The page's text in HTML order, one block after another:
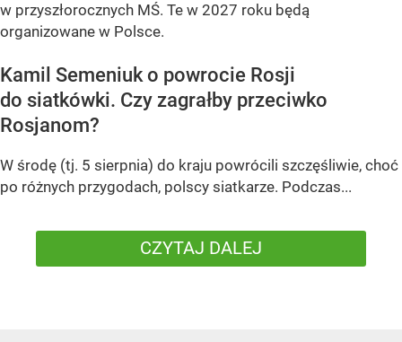
w przyszłorocznych MŚ. Te w 2027 roku będą
organizowane w Polsce.
Kamil Semeniuk o powrocie Rosji
do siatkówki. Czy zagrałby przeciwko
Rosjanom?
W środę (tj. 5 sierpnia) do kraju powrócili szczęśliwie, choć
po różnych przygodach, polscy siatkarze. Podczas...
CZYTAJ DALEJ